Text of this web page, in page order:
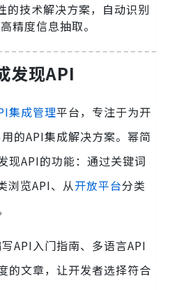
的技术解决方案，自动识别
精度信息抽取。
发现API
集成管理平台，专注于为开
的API集成解决方案。幂简
现API的功能：通过关键词
浏览API、从开放平台分类
API入门指南、多语言API
的文章，让开发者选择符合